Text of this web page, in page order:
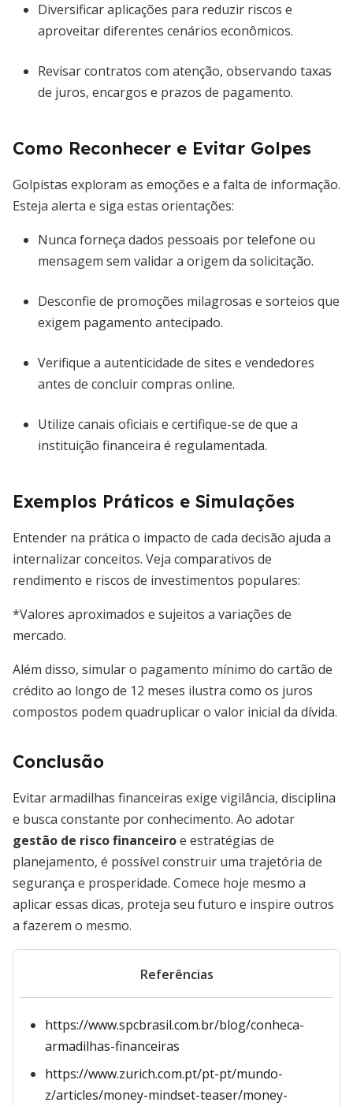
Diversificar aplicações para reduzir riscos e
aproveitar diferentes cenários econômicos.
Revisar contratos com atenção, observando taxas
de juros, encargos e prazos de pagamento.
Como Reconhecer e Evitar Golpes
Golpistas exploram as emoções e a falta de informação.
Esteja alerta e siga estas orientações:
Nunca forneça dados pessoais por telefone ou
mensagem sem validar a origem da solicitação.
Desconfie de promoções milagrosas e sorteios que
exigem pagamento antecipado.
Verifique a autenticidade de sites e vendedores
antes de concluir compras online.
Utilize canais oficiais e certifique-se de que a
instituição financeira é regulamentada.
Exemplos Práticos e Simulações
Entender na prática o impacto de cada decisão ajuda a
internalizar conceitos. Veja comparativos de
rendimento e riscos de investimentos populares:
*Valores aproximados e sujeitos a variações de
mercado.
Além disso, simular o pagamento mínimo do cartão de
crédito ao longo de 12 meses ilustra como os juros
compostos podem quadruplicar o valor inicial da dívida.
Conclusão
Evitar armadilhas financeiras exige vigilância, disciplina
e busca constante por conhecimento. Ao adotar
gestão de risco financeiroe estratégias de
planejamento, é possível construir uma trajetória de
segurança e prosperidade. Comece hoje mesmo a
aplicar essas dicas, proteja seu futuro e inspire outros
a fazerem o mesmo.
Referências
https://www.spcbrasil.com.br/blog/conheca-
armadilhas-financeiras
https://www.zurich.com.pt/pt-pt/mundo-
z/articles/money-mindset-teaser/money-